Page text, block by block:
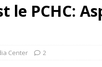
le PCHC:
Center 2